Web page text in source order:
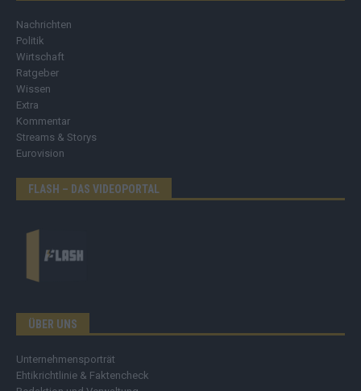
Nachrichten
Politik
Wirtschaft
Ratgeber
Wissen
Extra
Kommentar
Streams & Storys
Eurovision
FLASH – DAS VIDEOPORTAL
ÜBER UNS
Unternehmensporträt
Ehtikrichtlinie & Faktencheck